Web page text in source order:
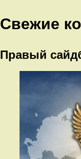
Свежие
Правый